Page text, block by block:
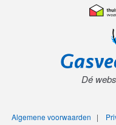
Dé
Algemene voorwaarden |